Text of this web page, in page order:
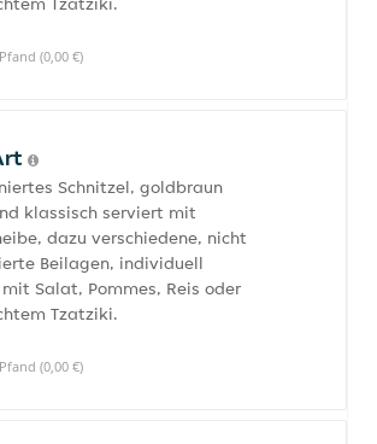
(0,00 €)
Schnitzel, goldbraun
klassisch serviert mit
dazu verschiedene, nicht
Beilagen, individuell
Salat, Pommes, Reis oder
Tzatziki.
(0,00 €)